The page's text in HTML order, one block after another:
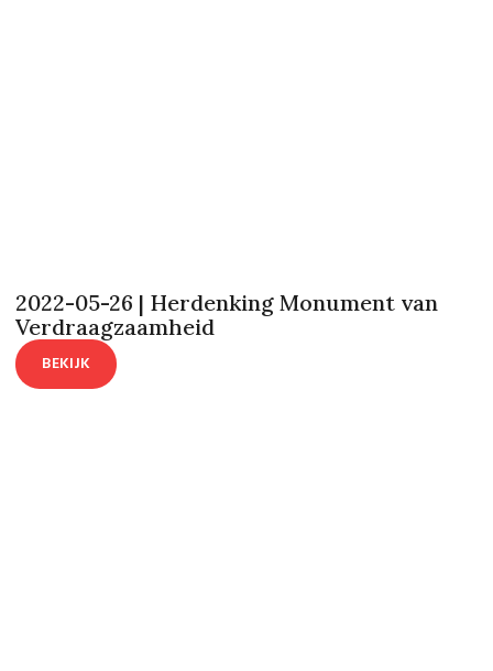
2022-05-26 | Herdenking Monument van
Verdraagzaamheid
BEKIJK